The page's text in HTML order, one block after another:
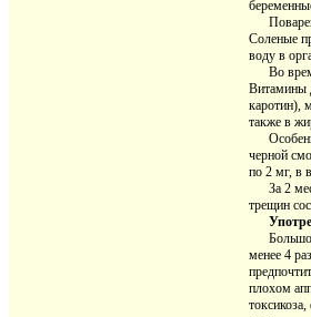
Соленые
воду в
Во время
Витамины
каротин),
также в
черной
по 2 мг, в
За 2
трещин
Большое
менее 4
плохом